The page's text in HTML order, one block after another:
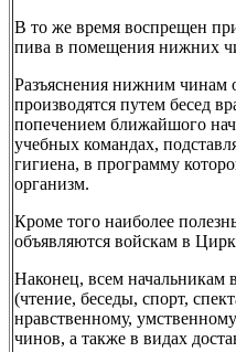
В то же время воспрещен
пива в помещения нижних
Разъяснения нижним чинам
производятся путем бесед
попечением ближайшого
учебных командах,
гигиена, в программу
организм.
Кроме того наиболее
объявляются войскам в
Наконец, всем начальникам
(чтение, беседы, спорт,
нравственному,
чинов, а также в видах